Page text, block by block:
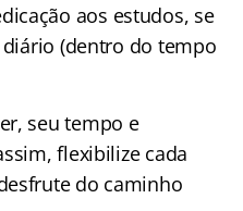
aos estudos, se
(dentro do tempo
seu tempo e
flexibilize cada
do caminho